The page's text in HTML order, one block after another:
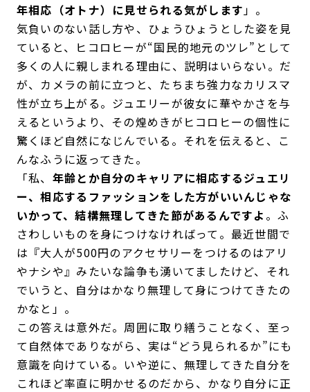
年相応（オトナ）に見せられる気がします 」。
気負いのない話し方や、ひょうひょうとした姿を見
ていると、ヒコロヒーが“国民的地元のツレ”として
多くの人に親しまれる理由に、説明はいらない。だ
が、カメラの前に立つと、たちまち強力なカリスマ
性が立ち上がる。ジュエリーが彼女に華やかさを与
えるというより、その煌めきがヒコロヒーの個性に
驚くほど自然になじんでいる。それを伝えると、こ
んなふうに返ってきた。
「私、 年齢とか自分のキャリアに相応するジュエリ
ー、相応するファッションをした方がいいんじゃな
いかって、結構無理してきた節があるんですよ 。ふ
さわしいものを身につけなければって。最近世間で
は『大人が500円のアクセサリーをつけるのはアリ
やナシや』みたいな論争も湧いてましたけど、それ
でいうと、自分はかなり無理して身につけてきたの
かなと」。
この答えは意外だ。周囲に取り繕うことなく、至っ
て自然体でありながら、実は“どう見られるか”にも
意識を向けている。いや逆に、無理してきた自分を
これほど率直に明かせるのだから、かなり自分に正